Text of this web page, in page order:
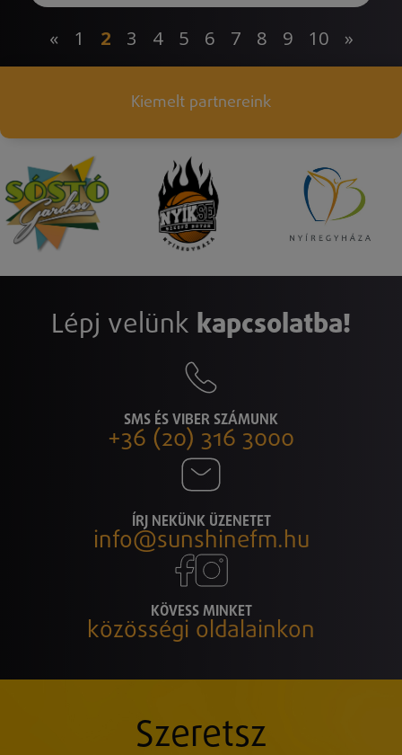
« 1 2 3 4 5 6 7 8 9 10 »
Kiemelt partnereink
Lépj velünk kapcsolatba!
SMS ÉS VIBER SZÁMUNK
+36 (20) 316 3000
ÍRJ NEKÜNK ÜZENETET
info@sunshinefm.hu
KÖVESS MINKET
közösségi oldalainkon
Szeretsz